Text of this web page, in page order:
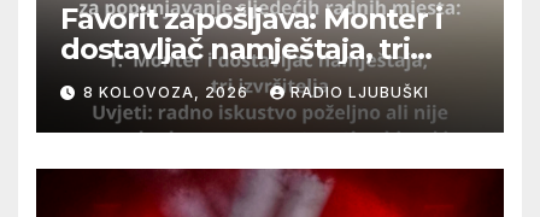
Favorit zapošljava: Monter i
dostavljač namještaja, tri
izvršitelja
8 KOLOVOZA, 2026 RADIO LJUBUŠKI